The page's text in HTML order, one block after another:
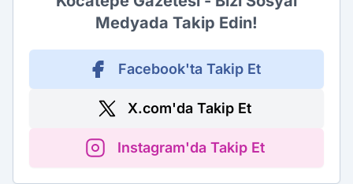
Medyada Takip Edin!
Facebook'ta Takip Et
X.com'da Takip Et
Instagram'da Takip Et